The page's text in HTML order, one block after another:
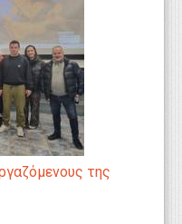
της